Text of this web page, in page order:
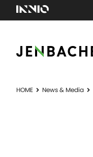
HOME News & Media